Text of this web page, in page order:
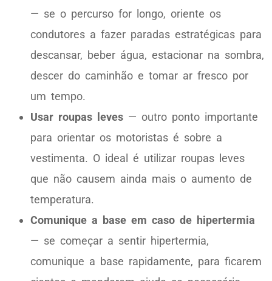
— se o percurso for longo, oriente os
condutores a fazer paradas estratégicas para
descansar, beber água, estacionar na sombra,
descer do caminhão e tomar ar fresco por
um tempo.
Usar roupas leves — outro ponto importante
para orientar os motoristas é sobre a
vestimenta. O ideal é utilizar roupas leves
que não causem ainda mais o aumento de
temperatura.
Comunique a base em caso de hipertermia
— se começar a sentir hipertermia,
comunique a base rapidamente, para ficarem